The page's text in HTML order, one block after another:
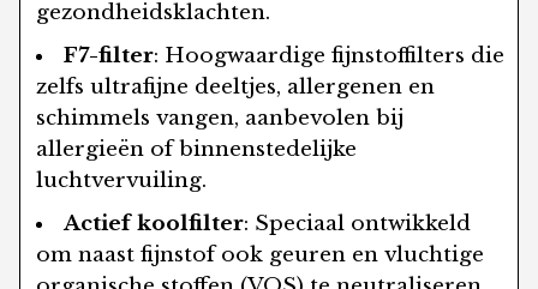
gezondheidsklachten.
F7-filter: Hoogwaardige fijnstoffilters die
zelfs ultrafijne deeltjes, allergenen en
schimmels vangen, aanbevolen bij
allergieën of binnenstedelijke
luchtvervuiling.
Actief koolfilter: Speciaal ontwikkeld
om naast fijnstof ook geuren en vluchtige